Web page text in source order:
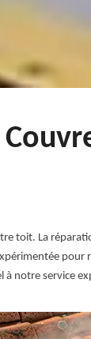
toit. La
pour
à notre service